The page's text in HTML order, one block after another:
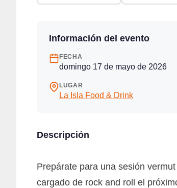
Información del evento
FECHA
domingo 17 de mayo de 2026
LUGAR
La Isla Food & Drink
Descripción
Prepárate para una sesión
cargado de rock and roll el